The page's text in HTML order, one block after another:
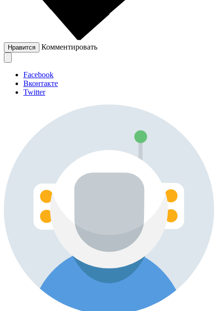
Нравится Комментировать
Facebook
Вконтакте
Twitter